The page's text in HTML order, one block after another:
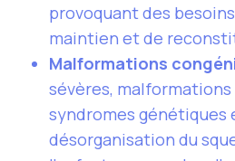
provoquant des
maintien et de
Malformations
sévères,
syndromes génétiques
désorganisation du